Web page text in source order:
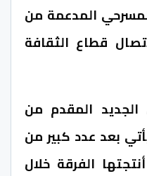
المدعمة من
قطاع الثقافة
المقدم من
بعد عدد كبير من
الفرقة خلال